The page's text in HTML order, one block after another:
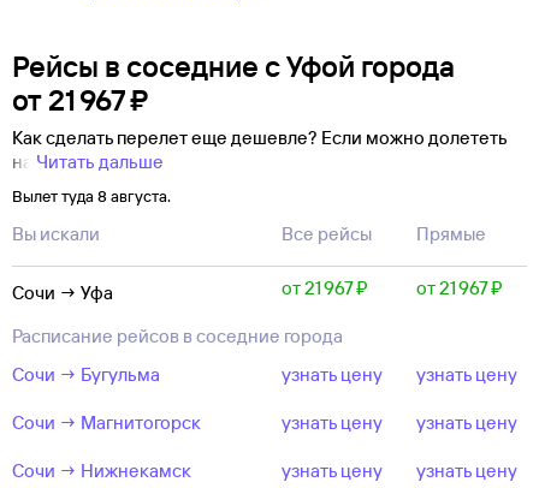
Рейсы в соседние с Уфой города
от 21 ⁠967 ⁠₽
Как сделать перелет еще дешевле? Если можно долететь
на Читать дальше
Вылет туда 8 августа.
Вы искали Все рейсы Прямые
Сочи → Уфа от 21 ⁠967 ⁠₽ от 21 ⁠967 ⁠₽
Расписание рейсов в соседние города
Сочи → Бугульма
узнать цену узнать цену
Сочи → Магнитогорск узнать цену узнать цену
Сочи → Нижнекамск узнать цену узнать цену